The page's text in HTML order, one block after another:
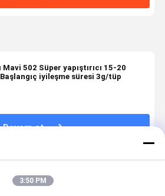
Mavi 502 Süper yapıştırıcı 15-20
iyileşme süresi 3g/tüp
Devam et
3:50 PM